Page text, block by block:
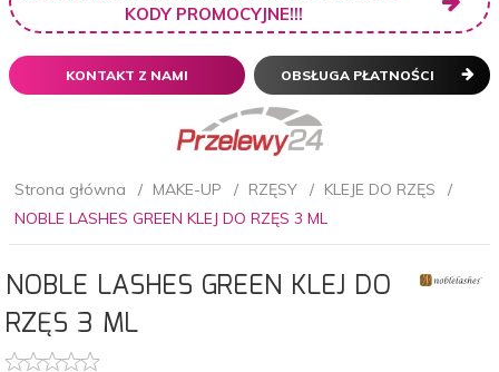
KODY PROMOCYJNE!!!
KONTAKT Z NAMI OBSŁUGA PŁATNOŚCI
Strona główna MAKE-UP RZĘSY
KLEJE DO RZĘS
NOBLE LASHES GREEN KLEJ DO RZĘS 3 ML
NOBLE LASHES GREEN KLEJ DO
RZĘS 3 ML